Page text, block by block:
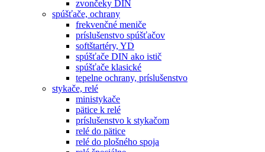
zvončeky DIN
spúšťače, ochrany
frekvenčné meniče
príslušenstvo spúšťačov
softštartéry, YD
spúšťače DIN ako istič
spúšťače klasické
tepelne ochrany, príslušenstvo
stykače, relé
ministykače
pätice k relé
príslušenstvo k stykačom
relé do pätice
relé do plošného spoja